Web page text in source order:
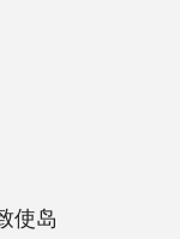
使岛